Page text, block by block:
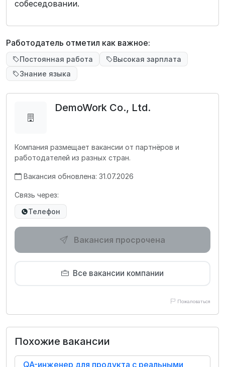
собеседовании.
Работодатель отметил как важное:
Постоянная работа
Высокая зарплата
Знание языка
DemoWork Co., Ltd.
Компания размещает вакансии от партнёров и
работодателей из разных стран.
Вакансия обновлена: 31.07.2026
Связь через:
Телефон
Вакансия просрочена
Все вакансии компании
Пожаловаться
Похожие вакансии
QA-инженер для продукта с реальными